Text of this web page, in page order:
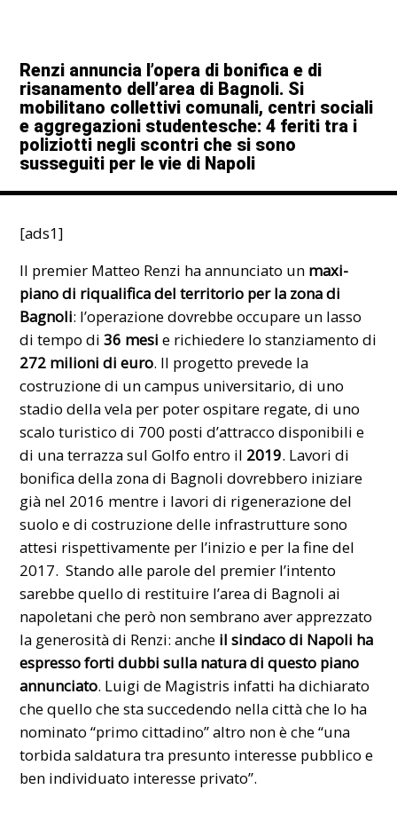
Renzi annuncia l’opera di bonifica e di
risanamento dell’area di Bagnoli. Si
mobilitano collettivi comunali, centri sociali
e aggregazioni studentesche: 4 feriti tra i
poliziotti negli scontri che si sono
susseguiti per le vie di Napoli
[ads1]
Il premier Matteo Renzi ha annunciato un maxi-
piano di riqualifica del territorio per la zona di
Bagnoli: l’operazione dovrebbe occupare un lasso
di tempo di 36 mesi e richiedere lo stanziamento di
272 milioni di euro. Il progetto prevede la
costruzione di un campus universitario, di uno
stadio della vela per poter ospitare regate, di uno
scalo turistico di 700 posti d’attracco disponibili e
di una terrazza sul Golfo entro il 2019. Lavori di
bonifica della zona di Bagnoli dovrebbero iniziare
già nel 2016 mentre i lavori di rigenerazione del
suolo e di costruzione delle infrastrutture sono
attesi rispettivamente per l’inizio e per la fine del
2017. Stando alle parole del premier l’intento
sarebbe quello di restituire l’area di Bagnoli ai
napoletani che però non sembrano aver apprezzato
la generosità di Renzi: anche il sindaco di Napoli ha
espresso forti dubbi sulla natura di questo piano
annunciato. Luigi de Magistris infatti ha dichiarato
che quello che sta succedendo nella città che lo ha
nominato “primo cittadino” altro non è che “una
torbida saldatura tra presunto interesse pubblico e
ben individuato interesse privato”.